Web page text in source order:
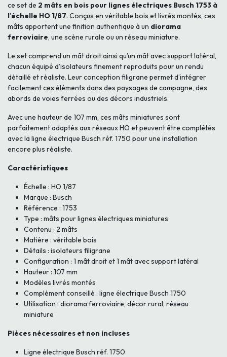
ce set de 2 mâts en bois pour lignes électriques Busch 1753 à
l’échelle HO 1/87. Conçus en véritable bois et livrés montés, ces
mâts apportent une finition authentique à un diorama
ferroviaire, une scène rurale ou un réseau miniature.
Le set comprend un mât droit ainsi qu’un mât avec support latéral,
chacun équipé d’isolateurs finement reproduits pour un rendu
détaillé et réaliste. Leur conception filigrane permet d’intégrer
facilement ces éléments dans des paysages de campagne, des
abords de voies ferrées ou des décors industriels.
Avec une hauteur de 107 mm, ces mâts miniatures sont
parfaitement adaptés aux réseaux HO et peuvent être complétés
avec la ligne électrique Busch réf. 1750 pour une installation
encore plus réaliste.
Caractéristiques
Échelle : HO 1/87
Marque : Busch
Référence : 1753
Type : mâts pour lignes électriques miniatures
Contenu : 2 mâts
Matière : véritable bois
Détails : isolateurs filigrane
Configuration : 1 mât droit et 1 mât avec support latéral
Hauteur : 107 mm
Modèles livrés montés
Complément conseillé : ligne électrique Busch 1750
Utilisation : diorama ferroviaire, décor rural, réseau
miniature
Pièces nécessaires et non incluses
Ligne électrique Busch réf. 1750